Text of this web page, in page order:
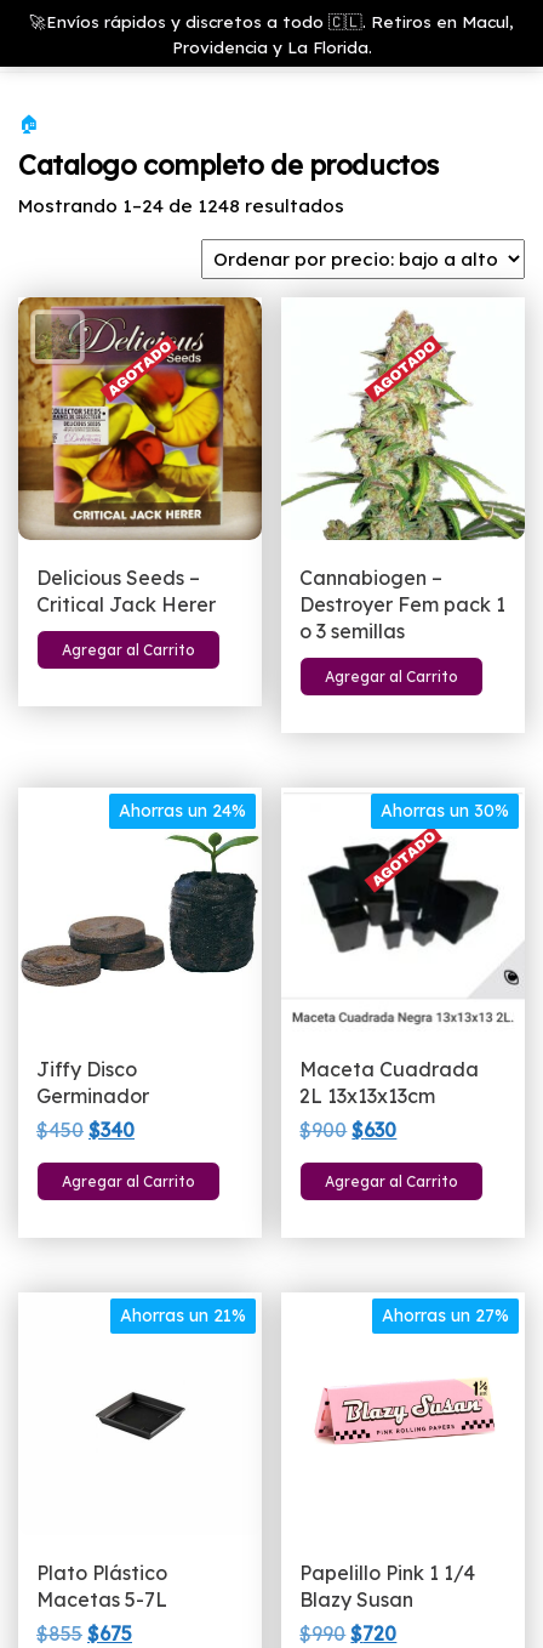
Saltar
contenido
🚀Envíos rápidos y discretos a todo 🇨🇱. Retiros en Macul,
Providencia y La Florida.
Growshop
& LED
Store
🏠
Catalogo completo de productos
Mostrando 1–24 de 1248 resultados
precio:
alto
Delicious Seeds –
Critical Jack Herer
Agregar al Carrito
Cannabiogen –
Destroyer Fem pack 1
o 3 semillas
Agregar al Carrito
Ahorras un 24%
Jiffy Disco
Germinador
$450 El
precio
original
$340El
precio
actual
Agregar al Carrito
Ahorras un 30%
Maceta Cuadrada
2L 13x13x13cm
$900El
precio
original
$630El
precio
actual
Agregar al Carrito
Ahorras un 21%
Plato Plástico
Macetas 5-7L
$855 El
$675El
Ahorras un 27%
Papelillo Pink 1 1/4
Blazy Susan
$990El
$720El